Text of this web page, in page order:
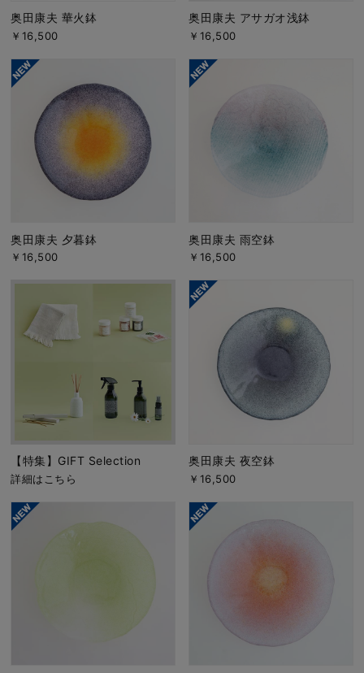
奥田康夫 華火鉢
￥16,500
奥田康夫 アサガオ浅鉢
￥16,500
奥田康夫 夕暮鉢
￥16,500
奥田康夫 雨空鉢
￥16,500
【特集】GIFT Selection
詳細はこちら
奥田康夫 夜空鉢
￥16,500